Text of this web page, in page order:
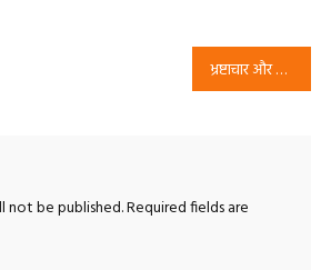
भ्रष्टाचार और बेरोजगारी पर राष्ट्रीय सुरक्षा पार्टी का जनजागरूकता अभियान | RSP Political Campaign
not be published.Required fields are